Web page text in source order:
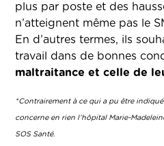
plus par poste et des
n’atteignent même pas le
En d’autres termes, ils
travail dans de bonnes
maltraitance et celle de
*Contrairement à ce qui a pu être
concerne en rien l’hôpital Marie-
SOS Santé.